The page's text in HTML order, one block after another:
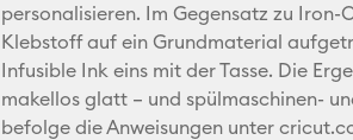
personalisieren. Im Gegensatz zu Iron-
Klebstoff auf ein Grundmaterial
Infusible Ink eins mit der Tasse. Die
makellos glatt – und spülmaschinen-
befolge die Anweisungen unter